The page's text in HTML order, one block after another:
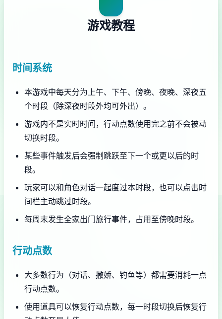
游戏教程
时间系统
本游戏中每天分为上午、下午、傍晚、夜晚、深夜五
个时段（除深夜时段外均可外出）。
游戏内不是实时时间，行动点数使用完之前不会被动
切换时段。
某些事件触发后会强制跳跃至下一个或更以后的时
段。
玩家可以和角色对话一起度过本时段，也可以点击时
间栏主动跳过时段。
每周末发生全家出门旅行事件，占用至傍晚时段。
行动点数
大多数行为（对话、撒娇、钓鱼等）都需要消耗一点
行动点数。
使用道具可以恢复行动点数，每一时段切换后恢复行